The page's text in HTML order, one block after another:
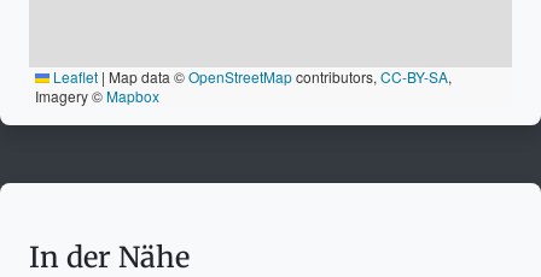
Leaflet | Map data ©OpenStreetMapcontributors, CC-BY-SA,
Imagery ©Mapbox
In der Nähe